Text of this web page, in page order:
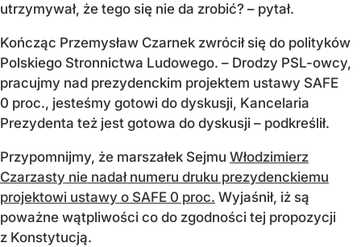
utrzymywał, że tego się nie da zrobić? – pytał.
Kończąc Przemysław Czarnek zwrócił się do polityków
Polskiego Stronnictwa Ludowego. – Drodzy PSL-owcy,
pracujmy nad prezydenckim projektem ustawy SAFE
0 proc., jesteśmy gotowi do dyskusji, Kancelaria
Prezydenta też jest gotowa do dyskusji – podkreślił.
Przypomnijmy, że marszałek Sejmu Włodzimierz
Czarzasty nie nadał numeru druku prezydenckiemu
projektowi ustawy o SAFE 0 proc. Wyjaśnił, iż są
poważne wątpliwości co do zgodności tej propozycji
z Konstytucją.